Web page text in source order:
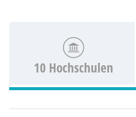
10 Hochschulen